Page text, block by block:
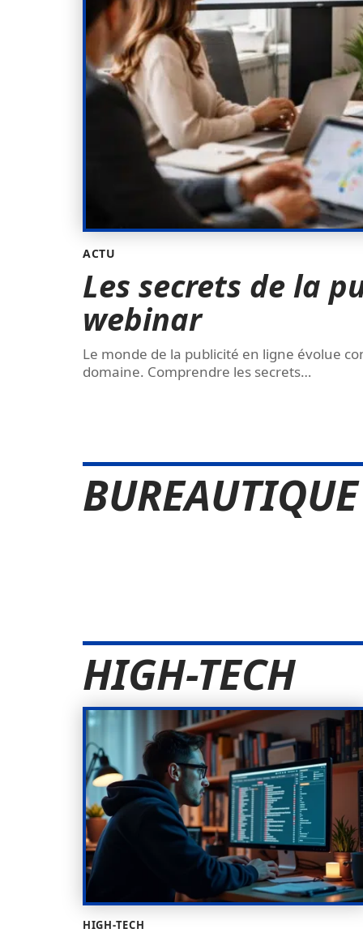
ACTU
Les secrets de la
webinar
Le monde de la publicité en ligne évolue
domaine. Comprendre les secrets…
BUREAUTIQUE
HIGH-TECH
HIGH-TECH